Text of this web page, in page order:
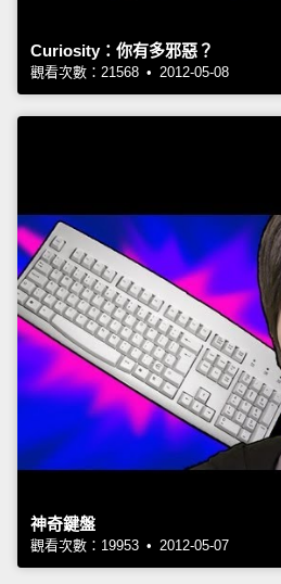
Curiosity：你有多邪惡？
觀看次數：21568 • 2012-05-08
神奇鍵盤
觀看次數：19953 • 2012-05-07